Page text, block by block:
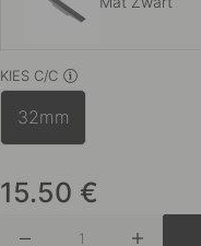
KIES C/C
32mm
15.50 €